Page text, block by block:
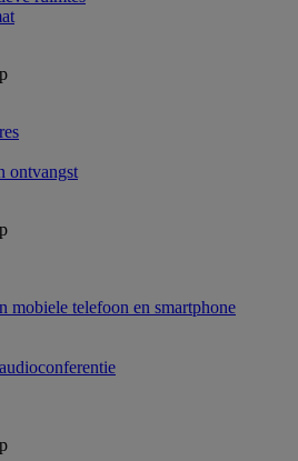
ontvangst
mobiele telefoon en smartphone